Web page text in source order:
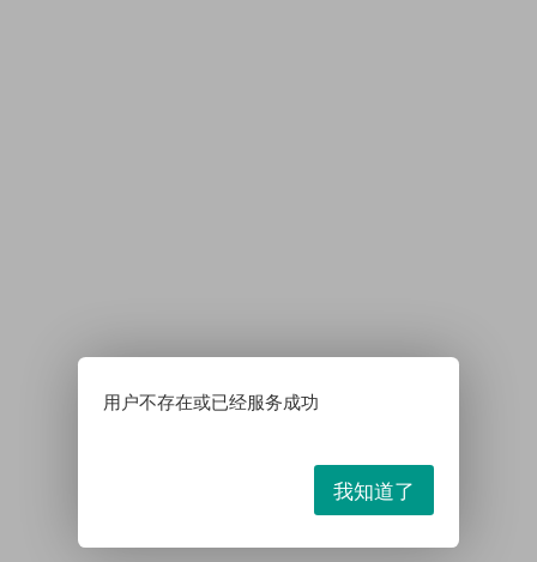
用户不存在或已经服务成功
我知道了